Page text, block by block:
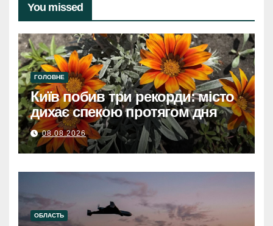
You missed
ГОЛОВНЕ
Київ побив три рекорди: місто
дихає спекою протягом дня
08.08.2026
ОБЛАСТЬ